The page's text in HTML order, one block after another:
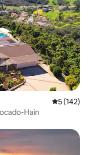
5 (142)
Hain